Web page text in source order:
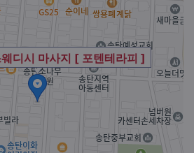
디시 마사지 [ 포텐테라피 ]